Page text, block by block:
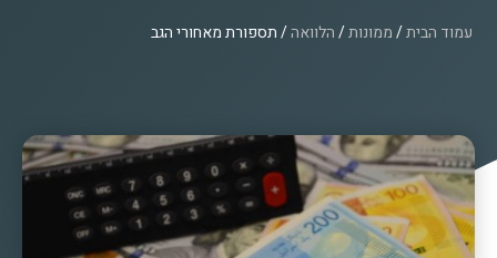
עמוד הבית/ממונות/הלוואה/ תספורת מאחורי הגב